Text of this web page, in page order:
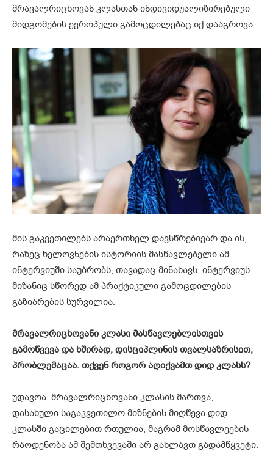
მრავალრიცხოვან კლასთან ინდივიდუალიზირებული
მიდგომების ევროპული გამოცდილებაც იქ დააგროვა.
მის გაკვეთილებს არაერთხელ დავსწრებივარ და ის,
რაზეც ხელოვნების ისტორიის მასწავლებელი ამ
ინტერვიუში საუბრობს, თავადაც მინახავს. ინტერვიუს
მიზანიც სწორედ ამ პრაქტიკული გამოცდილების
გაზიარების სურვილია.
მრავალრიცხოვანი კლასი მასწავლებლისთვის
გამოწვევა და ხშირად, დისციპლინის თვალსაზრისით,
პრობლემაცაა. თქვენ როგორ აღიქვამთ დიდ კლასს?
უდავოა, მრავალრიცხოვანი კლასის მართვა,
დასახული საგაკვეთილო მიზნების მიღწევა დიდ
კლასში გაცილებით რთულია, მაგრამ მოსწავლეების
რაოდენობა ამ შემთხვევაში არ გახლავთ გადამწყვეტი.